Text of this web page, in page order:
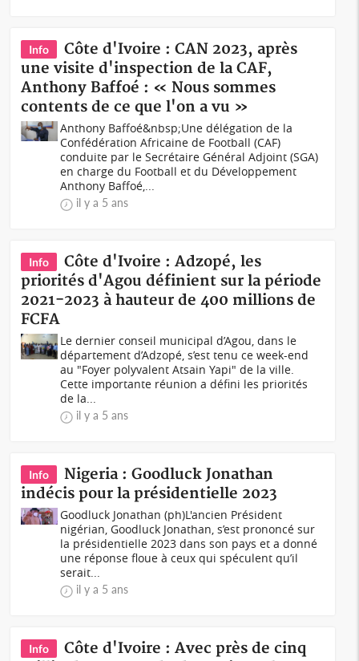
Info
Côte d'Ivoire : CAN 2023, après
une visite d'inspection de la CAF,
Anthony Baffoé : « Nous sommes
contents de ce que l'on a vu »
Anthony Baffoé&nbsp;Une délégation de la
Confédération Africaine de Football (CAF)
conduite par le Secrétaire Général Adjoint (SGA)
en charge du Football et du Développement
Anthony Baffoé,...
il y a 5 ans
Info
Côte d'Ivoire : Adzopé, les
priorités d'Agou définient sur la période
2021-2023 à hauteur de 400 millions de
FCFA
Le dernier conseil municipal d’Agou, dans le
département d’Adzopé, s’est tenu ce week-end
au "Foyer polyvalent Atsain Yapi" de la ville.
Cette importante réunion a défini les priorités
de la...
il y a 5 ans
Info
Nigeria : Goodluck Jonathan
indécis pour la présidentielle 2023
Goodluck Jonathan (ph) L'ancien Président
nigérian, Goodluck Jonathan, s’est prononcé sur
la présidentielle 2023 dans son pays et a donné
une réponse floue à ceux qui spéculent qu’il
serait...
il y a 5 ans
Info
Côte d'Ivoire : Avec près de cinq